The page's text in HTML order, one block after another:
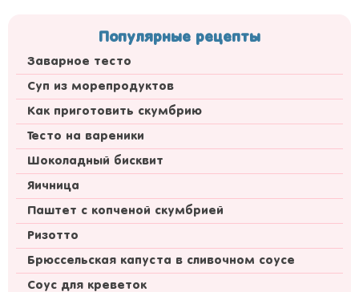
Популярные рецепты
Заварное тесто
Суп из морепродуктов
Как приготовить скумбрию
Тесто на вареники
Шоколадный бисквит
Яичница
Паштет с копченой скумбрией
Ризотто
Брюссельская капуста в сливочном соусе
Соус для креветок